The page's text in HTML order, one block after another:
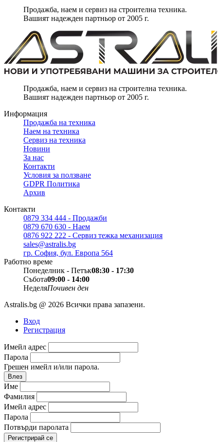
Продажба, наем и сервиз на строителна техника.
Вашият надежден партньор от 2005 г.
Продажба, наем и сервиз на строителна техника.
Вашият надежден партньор от 2005 г.
Информация
Продажба на техника
Наем на техника
Сервиз на техника
Новини
За нас
Контакти
Условия за ползване
GDPR Политика
Архив
Контакти
0879 334 444 - Продажби
0879 670 630 - Наем
0876 922 222 - Сервиз тежка механизация
sales@astralis.bg
гр. София, бул. Европа 564
Работно време
Понеделник - Петък08:30 - 17:30
Събота09:00 - 14:00
НеделяПочивен ден
Astralis.bg @ 2026 Всички права запазени.
Вход
Регистрация
Имейл адрес
Парола
Грешен имейл и/или парола.
Влез
Име
Фамилия
Имейл адрес
Парола
Потвърди паролата
Регистрирай се